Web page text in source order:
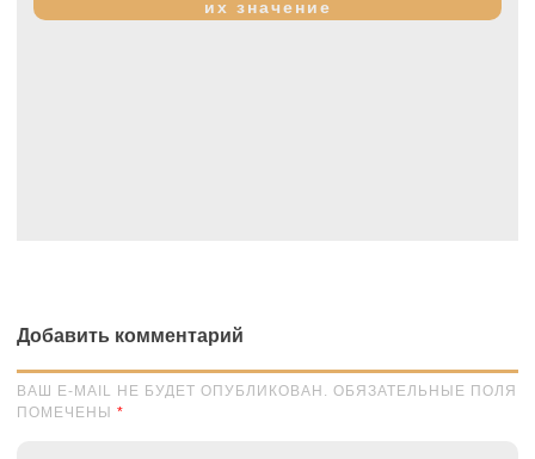
их значение
Добавить комментарий
ВАШ E-MAIL НЕ БУДЕТ ОПУБЛИКОВАН. ОБЯЗАТЕЛЬНЫЕ ПОЛЯ
ПОМЕЧЕНЫ *